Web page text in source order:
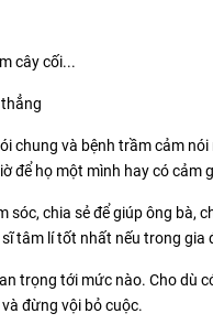
cây cối...
chung và bệnh trầm cảm
để họ một mình hay có cảm
chia sẻ để giúp ông bà,
tâm lí tốt nhất nếu trong gia
trọng tới mức nào. Cho dù
đừng vội bỏ cuộc.